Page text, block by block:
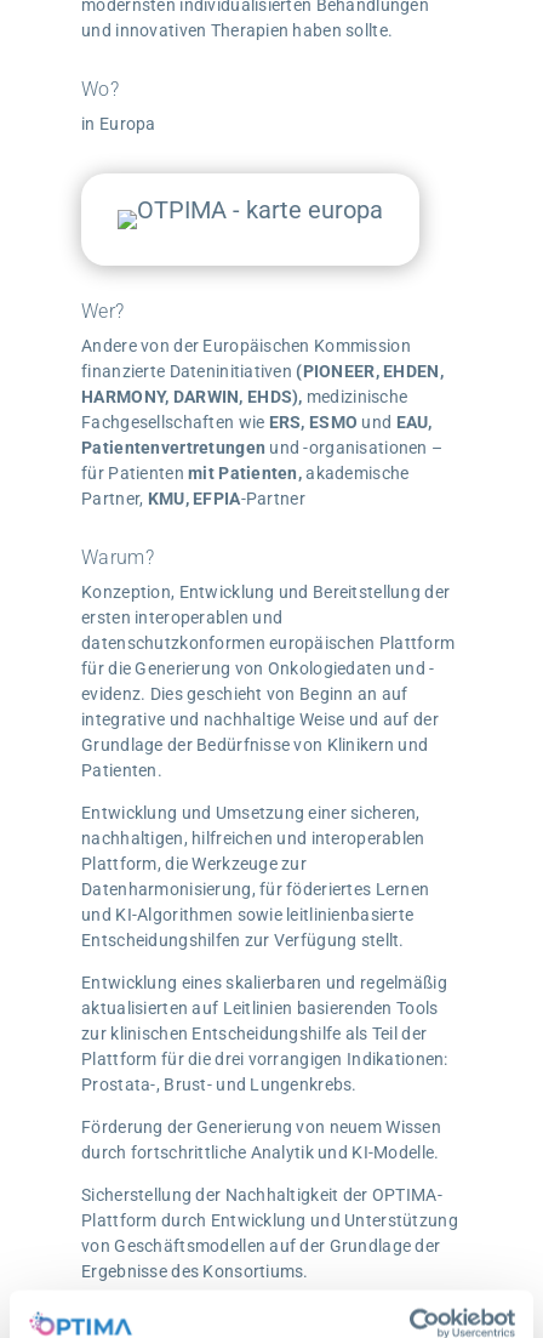
modernsten individualisierten Behandlungen
und innovativen Therapien haben sollte.
Wo?
in Europa
Wer?
Andere von der Europäischen Kommission
finanzierte Dateninitiativen (PIONEER, EHDEN,
HARMONY, DARWIN, EHDS), medizinische
Fachgesellschaften wie ERS, ESMO und EAU,
Patientenvertretungen und -organisationen –
für Patientenmit Patienten,akademische
Partner, KMU, EFPIA-Partner
Warum?
Konzeption, Entwicklung und Bereitstellung der
ersten interoperablen und
datenschutzkonformen europäischen Plattform
für die Generierung von Onkologiedaten und -
evidenz. Dies geschieht von Beginn an auf
integrative und nachhaltige Weise und auf der
Grundlage der Bedürfnisse von Klinikern und
Patienten.
Entwicklung und Umsetzung einer sicheren,
nachhaltigen, hilfreichen und interoperablen
Plattform, die Werkzeuge zur
Datenharmonisierung, für föderiertes Lernen
und KI-Algorithmen sowie leitlinienbasierte
Entscheidungshilfen zur Verfügung stellt.
Entwicklung eines skalierbaren und regelmäßig
aktualisierten auf Leitlinien basierenden Tools
zur klinischen Entscheidungshilfe als Teil der
Plattform für die drei vorrangigen Indikationen:
Prostata-, Brust- und Lungenkrebs.
Förderung der Generierung von neuem Wissen
durch fortschrittliche Analytik und KI-Modelle.
Sicherstellung der Nachhaltigkeit der OPTIMA-
Plattform durch Entwicklung und Unterstützung
von Geschäftsmodellen auf der Grundlage der
Ergebnisse des Konsortiums.